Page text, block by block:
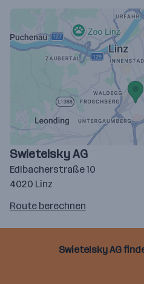
Swietelsky AG
Edlbacherstraße 10
4020 Linz
Route
Route berechnen
Swietelsky AG